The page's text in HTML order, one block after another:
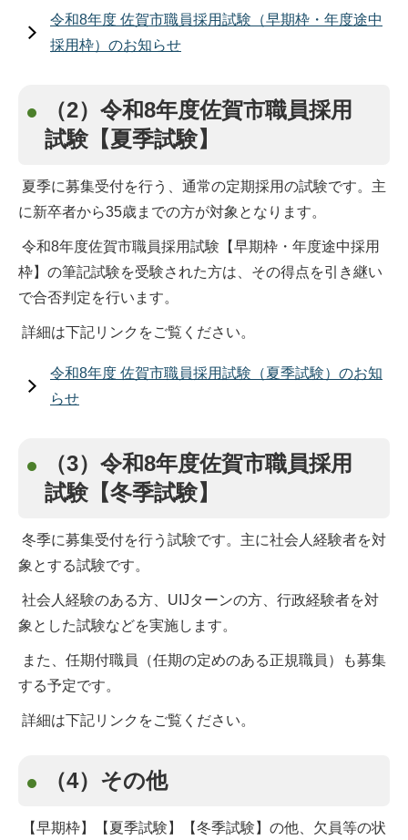
令和8年度 佐賀市職員採用試験（早期枠・年度途中
採用枠）のお知らせ
（2）令和8年度佐賀市職員採用
試験【夏季試験】
夏季に募集受付を行う、通常の定期採用の試験です。主
に新卒者から35歳までの方が対象となります。
令和8年度佐賀市職員採用試験【早期枠・年度途中採用
枠】の筆記試験を受験された方は、その得点を引き継い
で合否判定を行います。
詳細は下記リンクをご覧ください。
令和8年度 佐賀市職員採用試験（夏季試験）のお知
らせ
（3）令和8年度佐賀市職員採用
試験【冬季試験】
冬季に募集受付を行う試験です。主に社会人経験者を対
象とする試験です。
社会人経験のある方、UIJターンの方、行政経験者を対
象とした試験などを実施します。
また、任期付職員（任期の定めのある正規職員）も募集
する予定です。
詳細は下記リンクをご覧ください。
（4）その他
【早期枠】【夏季試験】【冬季試験】の他、欠員等の状